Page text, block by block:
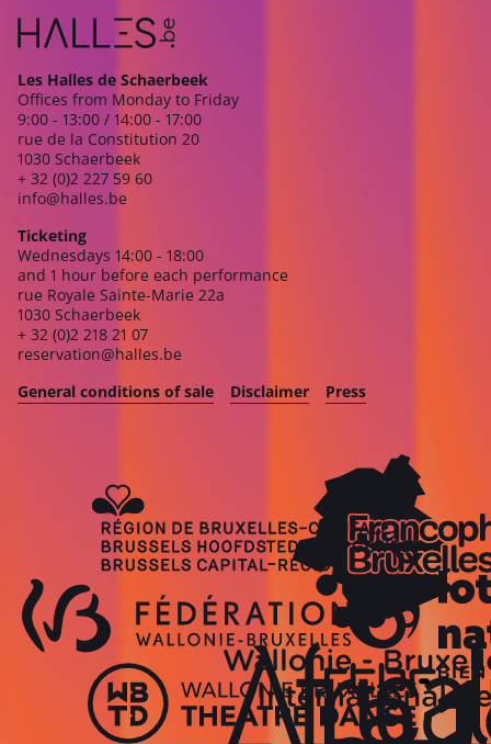
Les Halles de Schaerbeek
Offices from Monday to Friday
9:00 - 13:00 / 14:00 - 17:00
rue de la Constitution 20
1030 Schaerbeek
+ 32 (0)2 227 59 60
info@halles.be
Ticketing
Wednesdays 14:00 - 18:00
and 1 hour before each performance
rue Royale Sainte-Marie 22a
1030 Schaerbeek
+ 32 (0)2 218 21 07
reservation@halles.be
General conditions of sale
Disclaimer Press